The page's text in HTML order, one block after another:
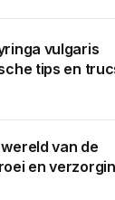
vulgaris
tips en
van de
en